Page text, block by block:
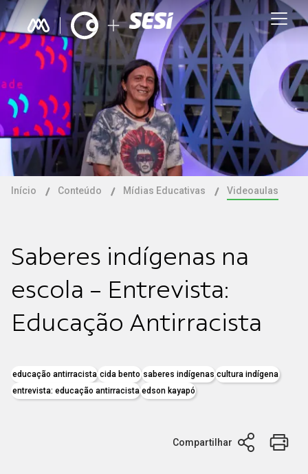
Início Conteúdo Mídias Educativas Videoaulas
Saberes indígenas na
escola - Entrevista:
Educação Antirracista
educação antirracista cida bento saberes indígenas cultura indígena
entrevista: educação antirracista edson kayapó
Compartilhar